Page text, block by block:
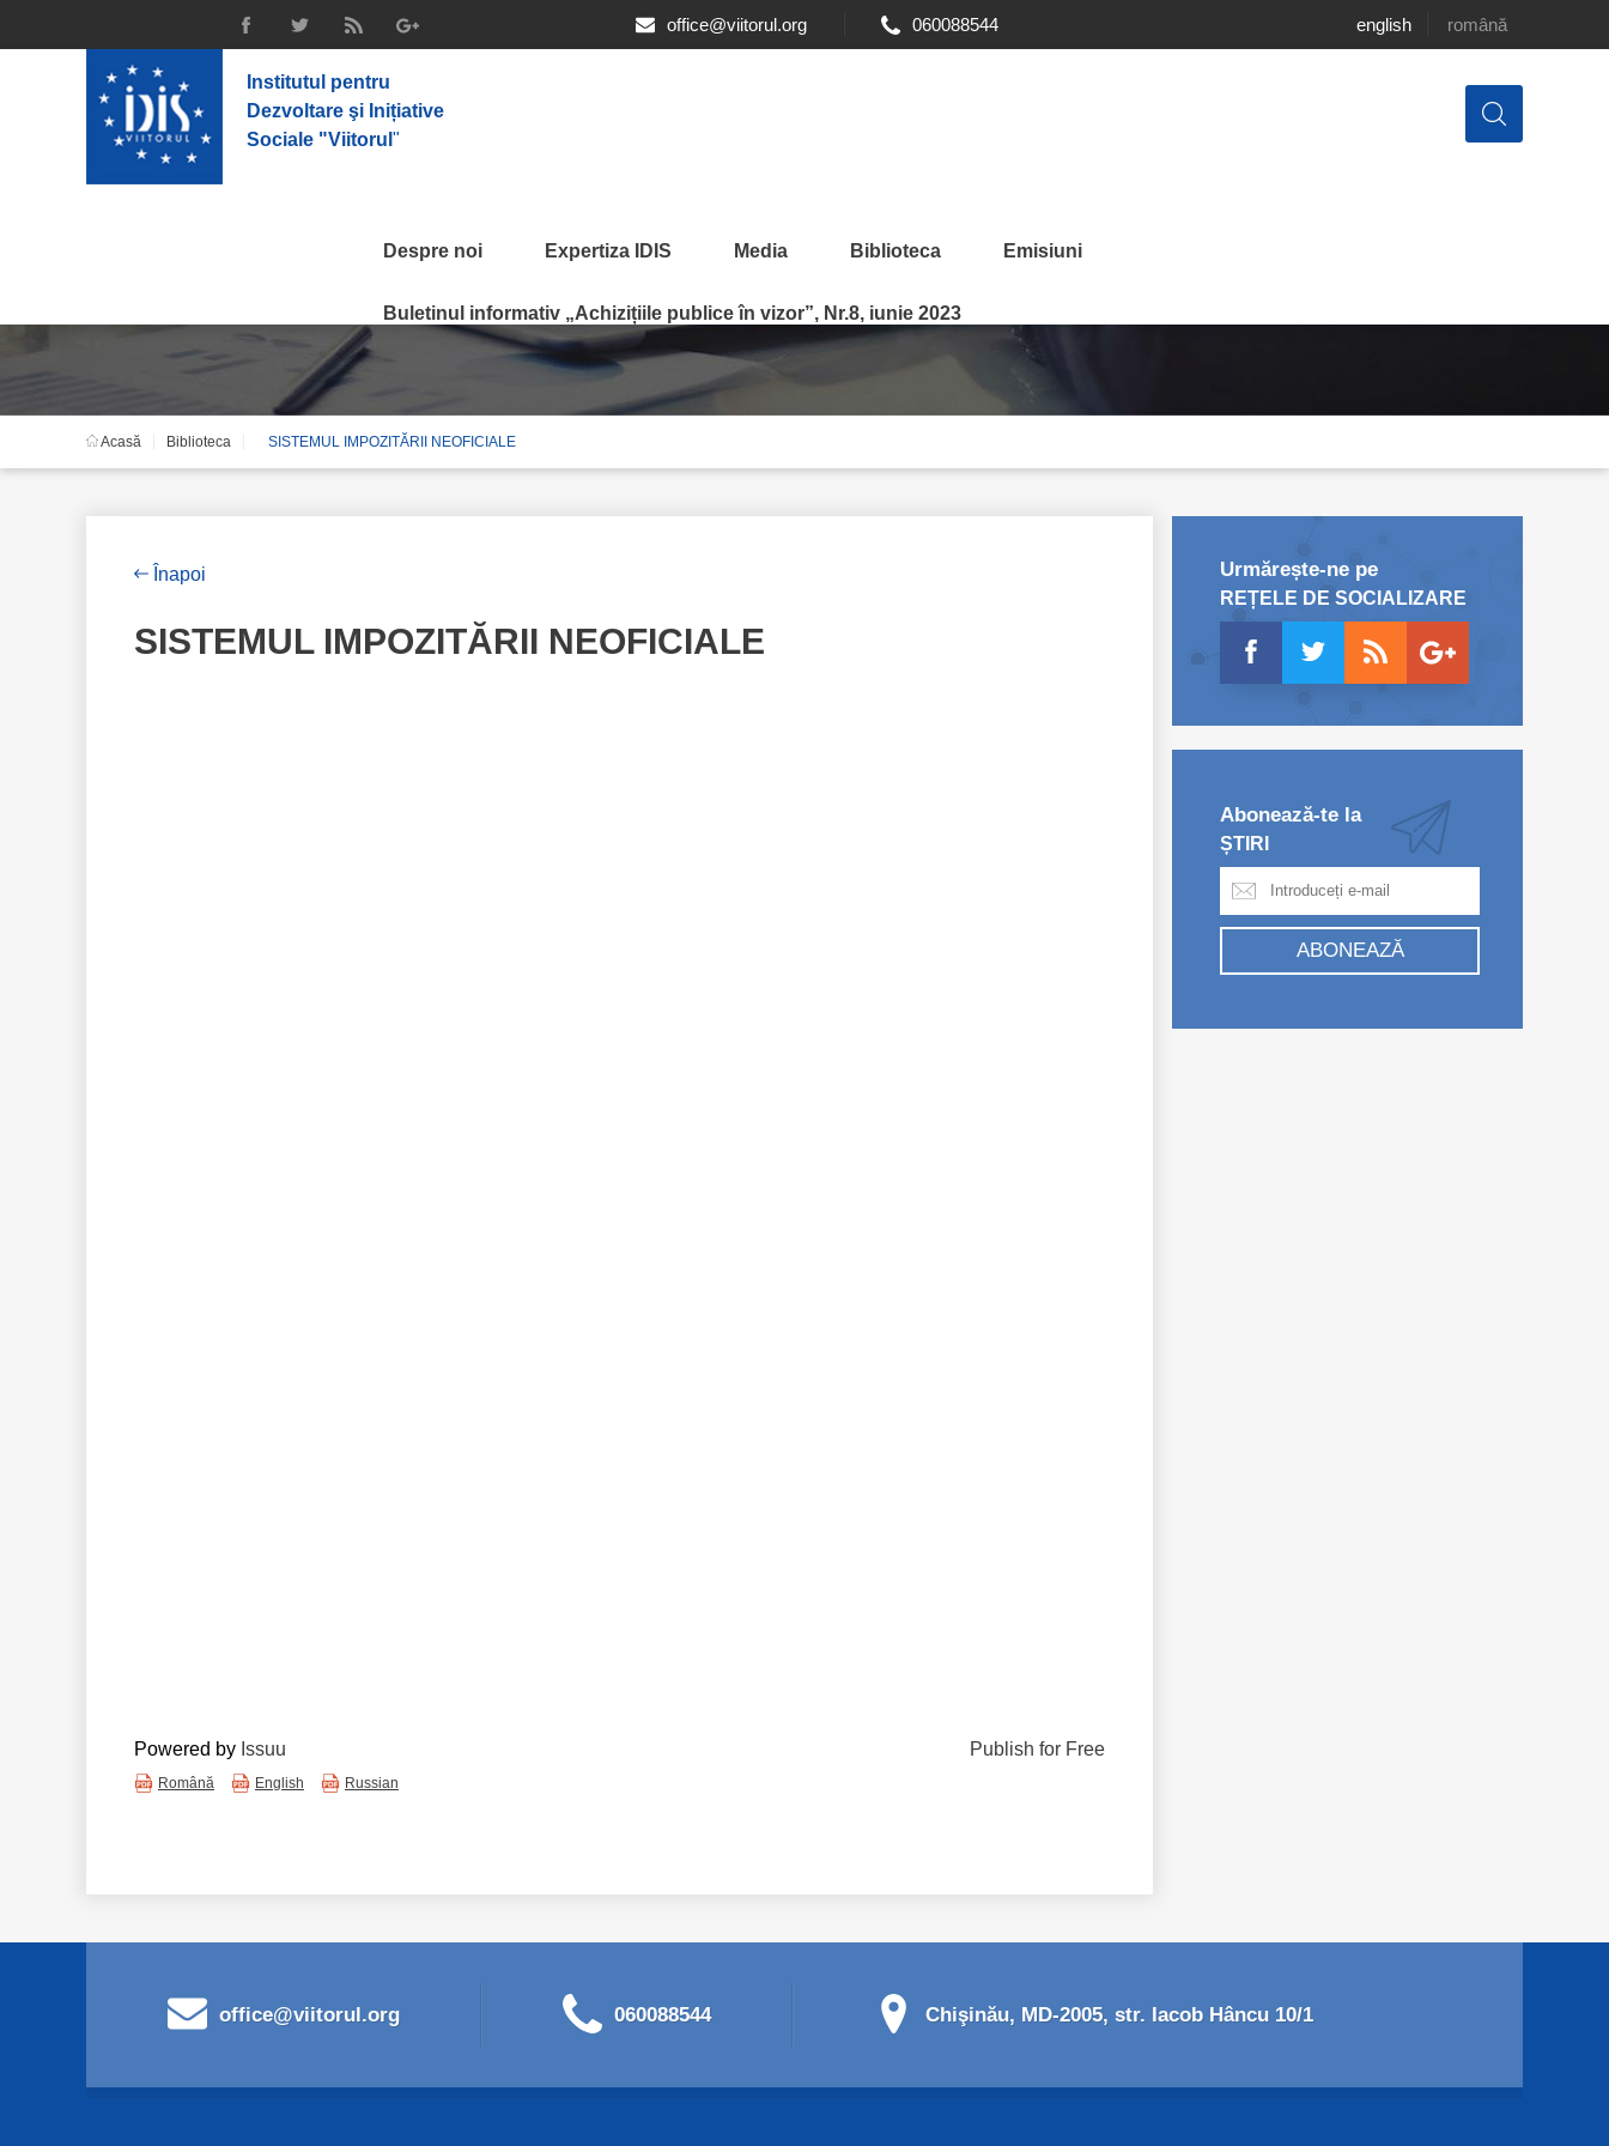
office@viitorul.org 060088544 english română
Institutul pentru
Dezvoltare şi Inițiative
Sociale "Viitorul "
Despre noi Expertiza IDIS Media Biblioteca Emisiuni
Buletinul informativ „Achizițiile publice în vizor”, Nr.8, iunie 2023
SISTEMUL IMPOZITĂRII NEOFICIALE
Acasă Biblioteca SISTEMUL IMPOZITĂRII NEOFICIALE
Înapoi
SISTEMUL IMPOZITĂRII NEOFICIALE
Powered by Issuu Publish for Free
Română English Russian
Urmărește-ne pe
REȚELE DE SOCIALIZARE
Abonează-te la
ȘTIRI
ABONEAZĂ
office@viitorul.org 060088544 Chişinău, MD-2005, str. Iacob Hâncu 10/1